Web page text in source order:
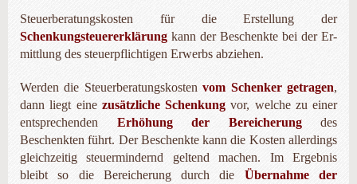
Steuerberatungskosten für die Erstellung der
Schenkungsteuererklärung kann der Beschenkte bei der Er­
mittlung des steuerpflichtigen Erwerbs abziehen.
Werden die Steuerberatungskostenvom Schenker getragen,
dann liegt eine zusätzliche Schenkung vor, welche zu einer
entsprechenden Erhöhung der Bereicherungdes
Beschenkten führt. Der Beschenkte kann die Kosten allerdings
gleichzeitig steuermindernd geltend machen. Im Ergebnis
bleibt so die Bereicherung durch die Übernahme der